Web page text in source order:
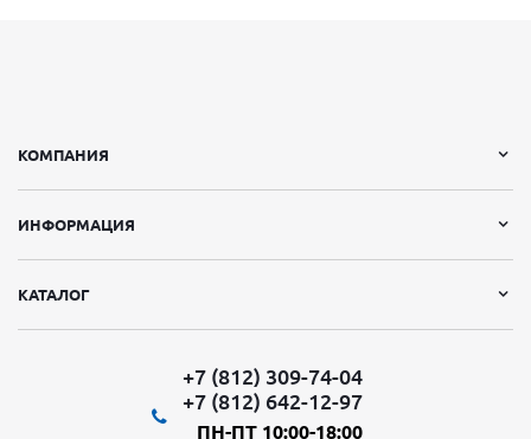
КОМПАНИЯ
ИНФОРМАЦИЯ
КАТАЛОГ
+7 (812) 309-74-04
+7 (812) 642-12-97
ПН-ПТ 10:00-18:00